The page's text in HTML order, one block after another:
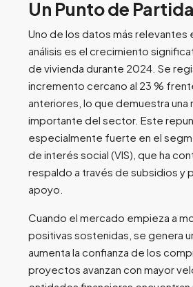
Un Punto de
Uno de los datos más relevantes
análisis es el crecimiento
de vivienda durante 2024. Se
incremento cercano al 23 %
anteriores, lo que demuestra una
importante del sector. Este
especialmente fuerte en el
de interés social (VIS), que ha
respaldo a través de subsidios y
apoyo.
Cuando el mercado empieza a
positivas sostenidas, se genera
aumenta la confianza de los
proyectos avanzan con mayor